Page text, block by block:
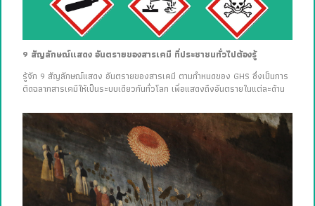
9 สัญลักษณ์แสดง อันตรายของสารเคมี ที่ประชาชนทั่วไปต้องรู้
รู้จัก 9 สัญลักษณ์แสดง อันตรายของสารเคมี ตามกำหนดของ GHS ซึ่งเป็นการ
ติดฉลากสารเคมีให้เป็นระบบเดียวกันทั่วโลก เพื่อแสดงถึงอันตรายในแต่ละด้าน